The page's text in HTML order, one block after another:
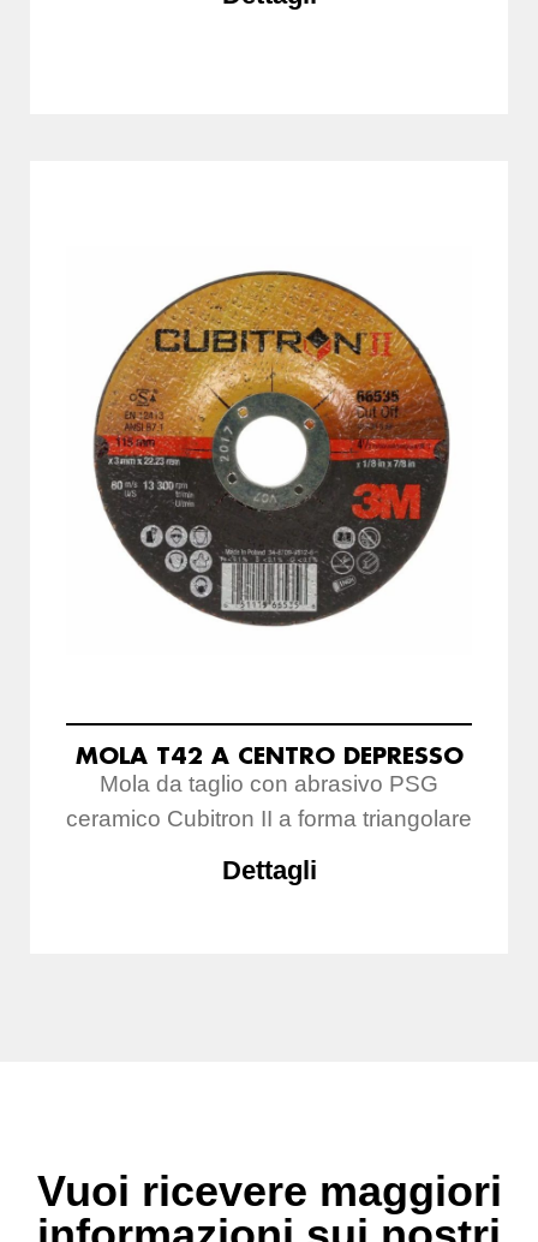
MOLA T42 A CENTRO DEPRESSO
Mola da taglio con abrasivo PSG
ceramico Cubitron II a forma triangolare
Dettagli
Vuoi ricevere maggiori